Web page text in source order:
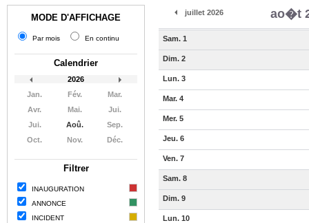
MODE D'AFFICHAGE
Par mois En continu
Calendrier
2026
Jan.
Fév.
Mar.
Avr.
Mai.
Jui.
Jui.
Aoû.
Sep.
Oct.
Nov. Déc.
Filtrer
INAUGURATION
ANNONCE
INCIDENT
juillet 2026 ao�t
Sam. 1
Dim. 2
Lun. 3
Mar. 4
Mer. 5
Jeu. 6
Ven. 7
Sam. 8
Dim. 9
Lun. 10